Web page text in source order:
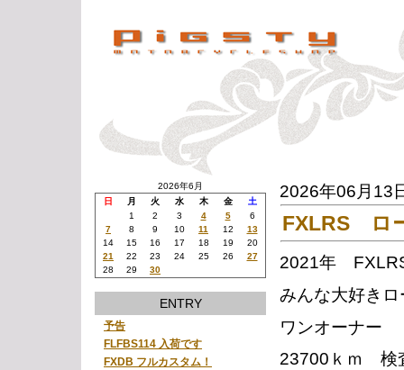
2026年6月
日
月 火 水 木 金
土
1
2 3 4 5
6
7
8 9 10 11 12
13
14
15 16 17 18 19
20
21
22 23 24 25 26
27
28
29 30
ENTRY
予告
FLFBS114 入荷です
FXDB フルカスタム！
2026年06月13
FXLRS ロ
2021年
みんな大好き
ワンオーナー
23700ｋｍ 検